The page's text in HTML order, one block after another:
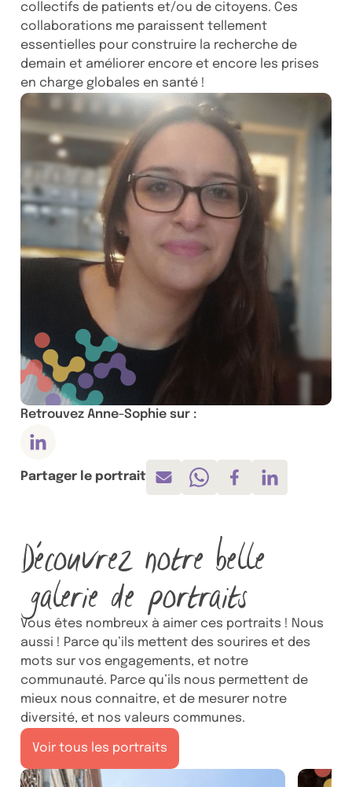
collectifs de patients et/ou de citoyens. Ces
collaborations me paraissent tellement
essentielles pour construire la recherche de
demain et améliorer encore et encore les prises
en charge globales en santé !
Retrouvez Anne-Sophie sur :
Compte Linkedin, ouvre dans un nouvel onglet
Partager le portrait Envoyer par mail
Partager sur Whatsapp
Partager sur
Partager sur
Découvrez notre belle
galerie de portraits
Vous êtes nombreux à aimer ces portraits ! Nous
aussi ! Parce qu’ils mettent des sourires et des
mots sur vos engagements, et notre
communauté. Parce qu’ils nous permettent de
mieux nous connaitre, et de mesurer notre
diversité, et nos valeurs communes.
Voir tous les portraits